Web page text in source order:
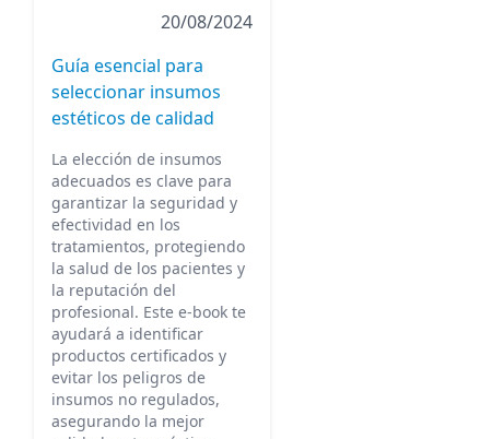
20/08/2024
Guía esencial para
seleccionar insumos
estéticos de calidad
La elección de insumos
adecuados es clave para
garantizar la seguridad y
efectividad en los
tratamientos, protegiendo
la salud de los pacientes y
la reputación del
profesional. Este e-book te
ayudará a identificar
productos certificados y
evitar los peligros de
insumos no regulados,
asegurando la mejor